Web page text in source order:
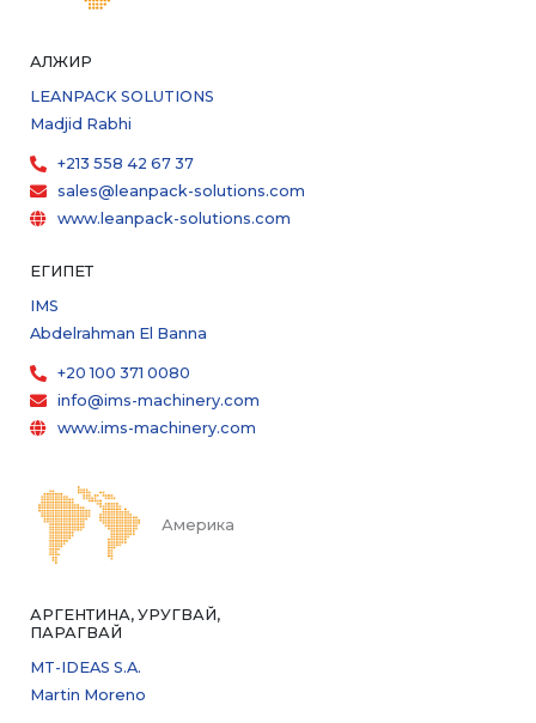
АЛЖИР
LEANPACK SOLUTIONS
Madjid Rabhi
+213 558 42 67 37
sales@leanpack-solutions.com
www.leanpack-solutions.com
ЕГИПЕТ
IMS
Abdelrahman El Banna
+20 100 371 0080
info@ims-machinery.com
www.ims-machinery.com
Америка
АРГЕНТИНА, УРУГВАЙ,
ПАРАГВАЙ
MT-IDEAS S.A.
Martin Moreno